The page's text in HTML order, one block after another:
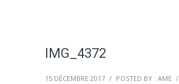
IMG_4372
15 DÉCEMBRE 2017 / POSTED BY : AME /